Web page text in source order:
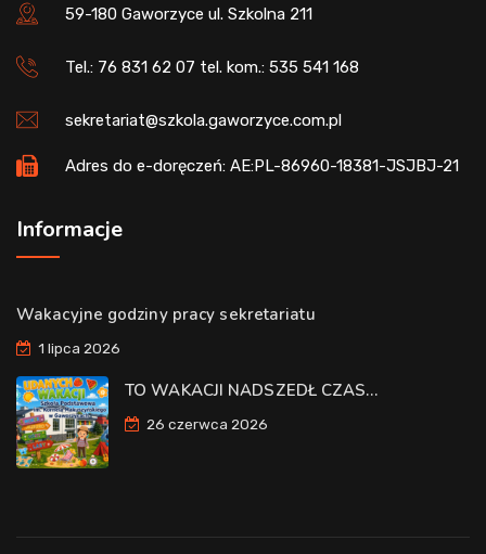
59-180 Gaworzyce ul. Szkolna 211
Tel.: 76 831 62 07 tel. kom.: 535 541 168
sekretariat@szkola.gaworzyce.com.pl
Adres do e-doręczeń: AE:PL-86960-18381-JSJBJ-21
Informacje
Wakacyjne godziny pracy sekretariatu
1 lipca 2026
TO WAKACJI NADSZEDŁ CZAS…
26 czerwca 2026